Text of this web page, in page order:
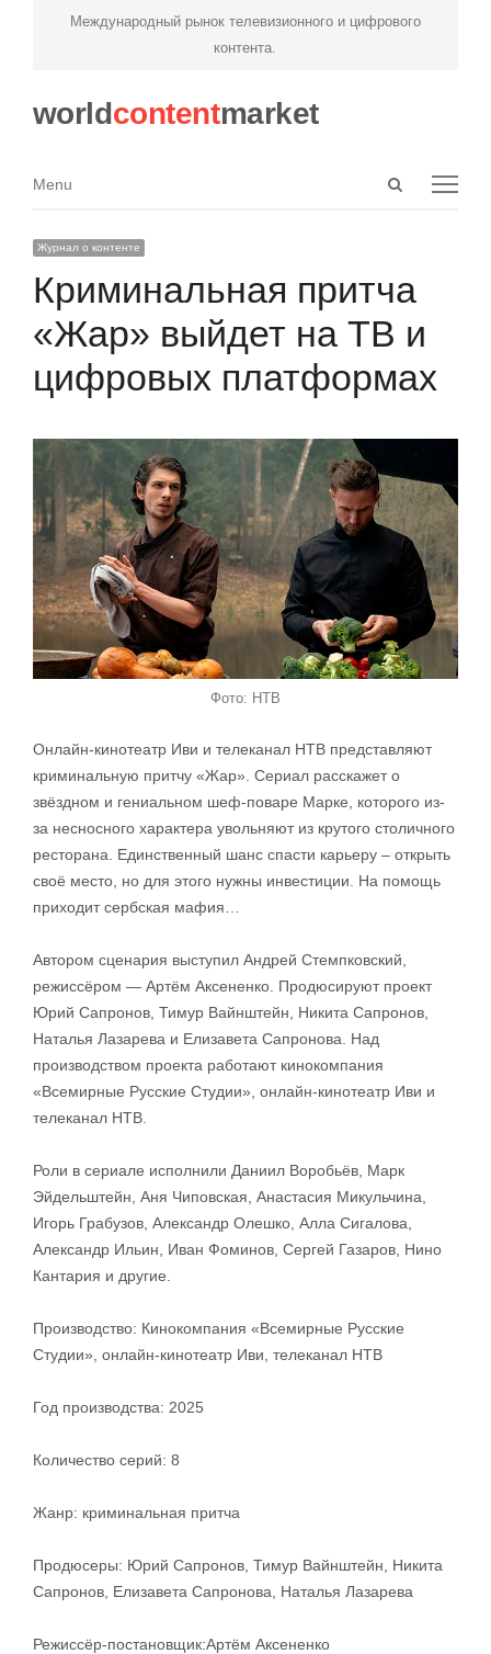
Международный рынок телевизионного и цифрового
контента.
worldcontentmarket
Open
Menu
Menu
Журнал о контенте
Криминальная притча
«Жар» выйдет на ТВ и
цифровых платформах
Фото: НТВ
Онлайн-кинотеатр Иви и телеканал НТВ представляют
криминальную притчу «Жар». Сериал расскажет о
звёздном и гениальном шеф-поваре Марке, которого из-
за несносного характера увольняют из крутого столичного
ресторана. Единственный шанс спасти карьеру – открыть
своё место, но для этого нужны инвестиции. На помощь
приходит сербская мафия…
Автором сценария выступил Андрей Стемпковский,
режиссёром — Артём Аксененко. Продюсируют проект
Юрий Сапронов, Тимур Вайнштейн, Никита Сапронов,
Наталья Лазарева и Елизавета Сапронова. Над
производством проекта работают кинокомпания
«Всемирные Русские Студии», онлайн-кинотеатр Иви и
телеканал НТВ.
Роли в сериале исполнили Даниил Воробьёв, Марк
Эйдельштейн, Аня Чиповская, Анастасия Микульчина,
Игорь Грабузов, Александр Олешко, Алла Сигалова,
Александр Ильин, Иван Фоминов, Сергей Газаров, Нино
Кантария и другие.
Производство: Кинокомпания «Всемирные Русские
Студии», онлайн-кинотеатр Иви, телеканал НТВ
Год производства: 2025
Количество серий: 8
Жанр: криминальная притча
Продюсеры: Юрий Сапронов, Тимур Вайнштейн, Никита
Сапронов, Елизавета Сапронова, Наталья Лазарева
Режиссёр-постановщик:Артём Аксененко